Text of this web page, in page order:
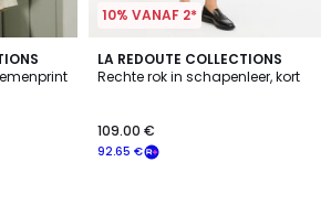
10% VANAF 2*
LA REDOUTE COLLECTIONS
Rechte rok in schapenleer, kort
92.65 €
109.00 €
4.8
/ 5